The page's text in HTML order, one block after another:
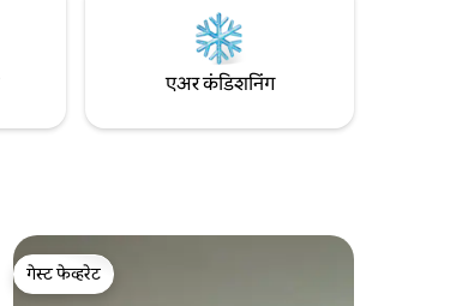
एअर कंडिशनिंग
गेस्ट फेव्हरेट
गेस्ट फेव्हरेट